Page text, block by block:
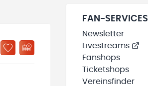
WIRD GELADEN
ZU „MEINE TEAMS“ HINZUFÜGEN
FAN-SERVICES
Newsletter
Livestreams
Fanshops
Ticketshops
Vereinsfinder